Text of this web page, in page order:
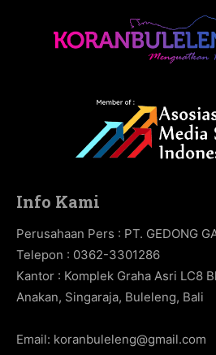
Info Kami
Perusahaan Pers : PT. GEDONG
Telepon : 0362-3301286
Kantor : Komplek Graha Asri LC8
Anakan, Singaraja, Buleleng, Bali
Email: koranbuleleng@gmail.com